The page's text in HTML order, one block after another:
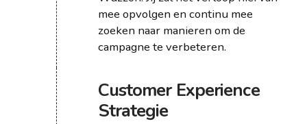
mee opvolgen en continu mee
zoeken naar manieren om de
campagne te verbeteren.
Customer Experience
Strategie